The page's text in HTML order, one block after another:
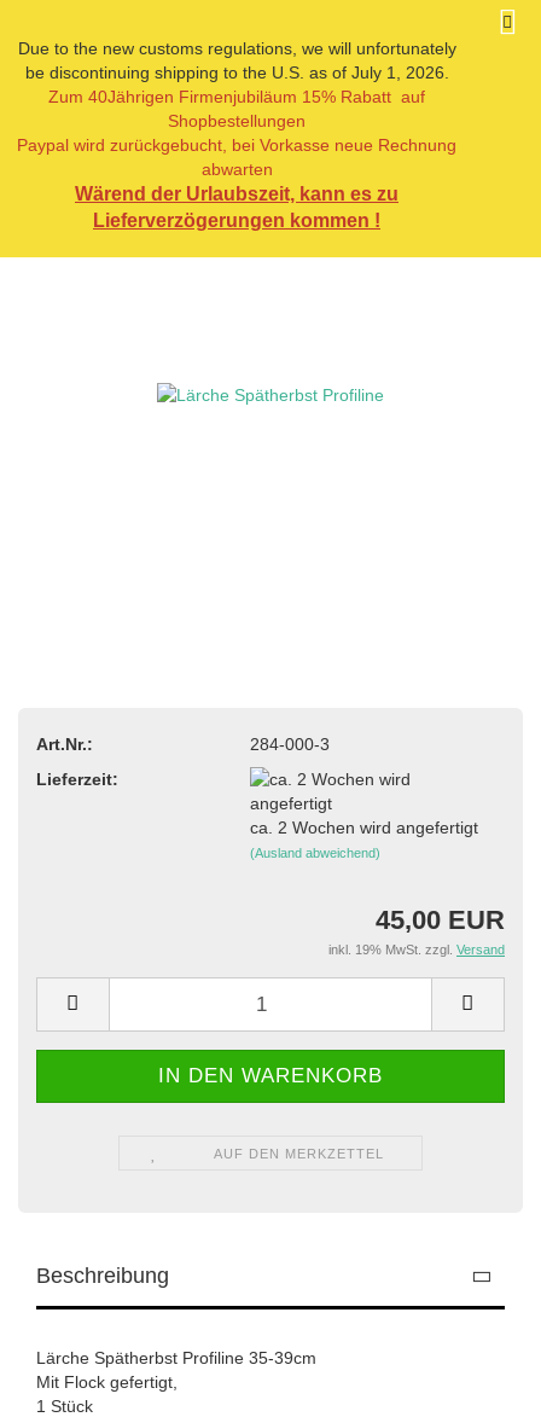
Due to the new customs regulations, we will unfortunately
be discontinuing shipping to the U.S. as of July 1, 2026.
Zum 40Jährigen Firmenjubiläum 15% Rabatt auf
Shopbestellungen
Paypal wird zurückgebucht, bei Vorkasse neue Rechnung
abwarten
Wärend der Urlaubszeit, kann es zu
Lieferverzögerungen kommen !
« Erster « zurück weiter »
Letzter »
Artikel in dieser Kategorie
Lärche Spätherbst Profiline
Art.Nr.:
284-000-3
Lieferzeit:
ca. 2 Wochen wird angefertigt
(Ausland abweichend)
45,00 EUR
inkl. 19% MwSt. zzgl. Versand
AUF DEN MERKZETTEL
Beschreibung
Lärche Spätherbst Profiline 35-39cm
Mit Flock gefertigt,
1 Stück